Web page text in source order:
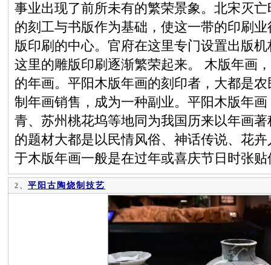
事业出现了前所未有的繁荣景象。北宋灭
的刻工与书版作为基础，使这一带的印刷
版印刷的中心。官府在这里专门设置出版
这里的雕版印刷逐渐繁荣起来。 木版年画
的年画。平阳木版年画的刻印者，大都是
制年画销售，成为一种副业。平阳木版年
青、苏州桃花坞等地同为我国历来以年画
的题材大都是以民情风俗、神话传说、花
于木版年画一般是在过年或喜庆节日时张
2、 平阳古陶烧制技艺